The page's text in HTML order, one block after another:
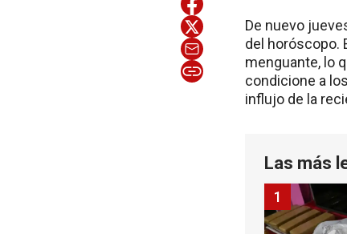
De nuevo
del horóscopo.
menguante, lo
condicione a
influjo de la
Las más
1